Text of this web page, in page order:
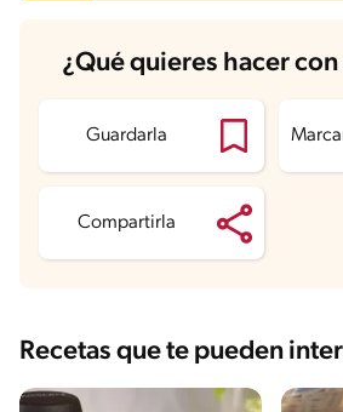
Carbohidratos 15.4 g
Energía 98.1 kcal
Proteína
Grasas saturadas 1.4 g
Sodio 29 mg
¿Qué quieres hacer con
Guardarla
Compartirla
Recetas que te pueden